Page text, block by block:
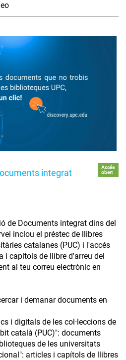
integrat
Accés
obert
de Documents integrat dins del
inclou el préstec de llibres
catalanes (PUC) i l'accés
i capítols de llibre d'arreu del
al teu correu electrònic en
i demanar documents en
i digitals de les col·leccions de
català (PUC)": documents
de les universitats
articles i capítols de llibres